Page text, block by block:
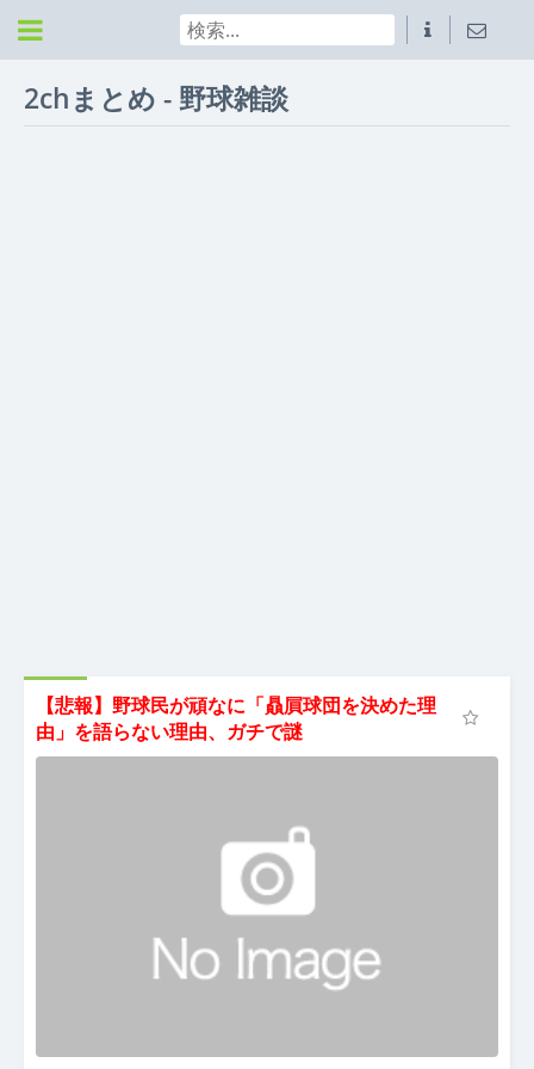
2chまとめ - 野球雑談
【悲報】野球民が頑なに「贔屓球団を決めた理
由」を語らない理由、ガチで謎